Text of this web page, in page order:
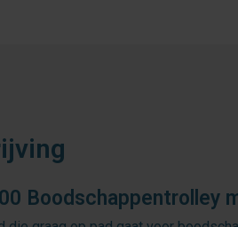
Boodschappentrolley